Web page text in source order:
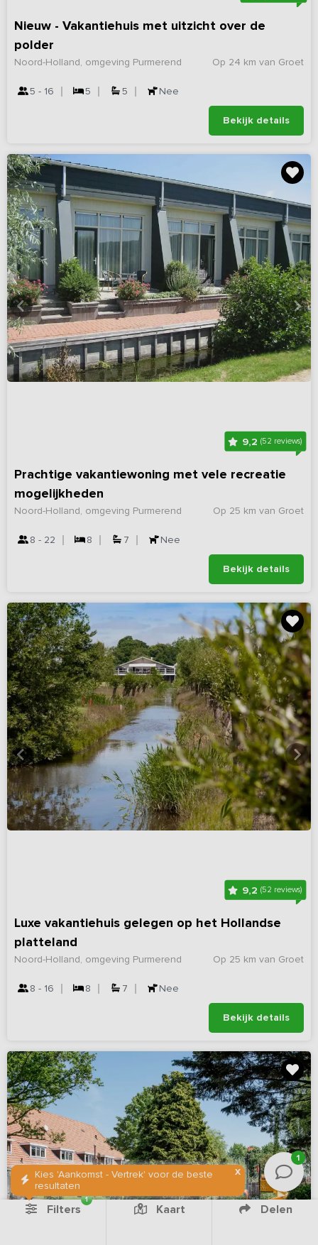
Nieuw - Vakantiehuis met uitzicht over de
polder
Op 24 km van Groet
Noord-Holland, omgeving Purmerend
5 - 16 5 5 Nee
Bekijk details
9,2 (52 reviews)
Prachtige vakantiewoning met vele recreatie
mogelijkheden
Op 25 km van Groet
Noord-Holland, omgeving Purmerend
8 - 22 8 7 Nee
Bekijk details
9,2 (52 reviews)
Luxe vakantiehuis gelegen op het Hollandse
platteland
Op 25 km van Groet
Noord-Holland, omgeving Purmerend
8 - 16 8 7 Nee
Bekijk details
X
Kies 'Aankomst - Vertrek' voor de beste
resultaten
1
Filters
1
Kaart Delen